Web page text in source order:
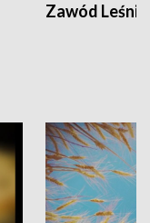
Zawód Leśnik